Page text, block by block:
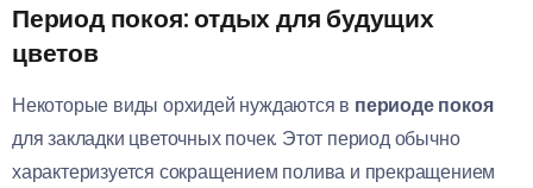
Период покоя: отдых для будущих
цветов
Некоторые виды орхидей нуждаются в периоде покоя
для закладки цветочных почек. Этот период обычно
характеризуется сокращением полива и прекращением